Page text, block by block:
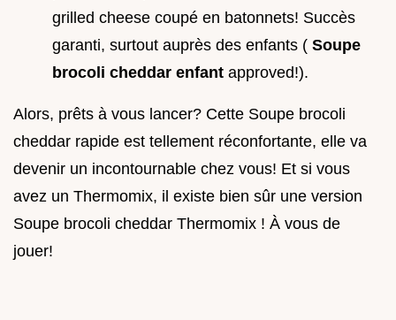
grilled cheese coupé en batonnets! Succès
garanti, surtout auprès des enfants ( Soupe
brocoli cheddar enfant approved!).
Alors, prêts à vous lancer? Cette Soupe brocoli
cheddar rapide est tellement réconfortante, elle va
devenir un incontournable chez vous! Et si vous
avez un Thermomix, il existe bien sûr une version
Soupe brocoli cheddar Thermomix ! À vous de
jouer!